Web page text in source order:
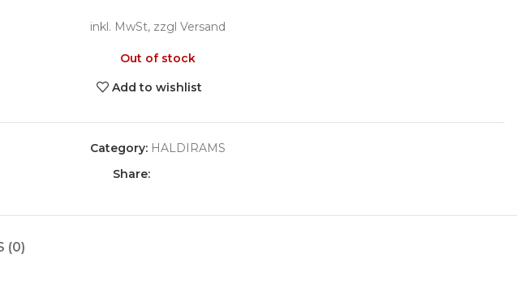
inkl. MwSt, zzgl Versand
Out of stock
Add to wishlist
Category: HALDIRAMS
Share:
(0)